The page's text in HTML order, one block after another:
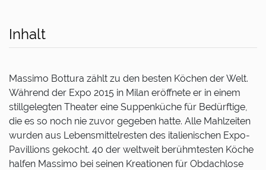
Inhalt
Massimo Bottura zählt zu den besten Köchen der Welt.
Während der Expo 2015 in Milan eröffnete er in einem
stillgelegten Theater eine Suppenküche für Bedürftige,
die es so noch nie zuvor gegeben hatte. Alle Mahlzeiten
wurden aus Lebensmittelresten des italienischen Expo-
Pavillions gekocht. 40 der weltweit berühmtesten Köche
halfen Massimo bei seinen Kreationen für Obdachlose